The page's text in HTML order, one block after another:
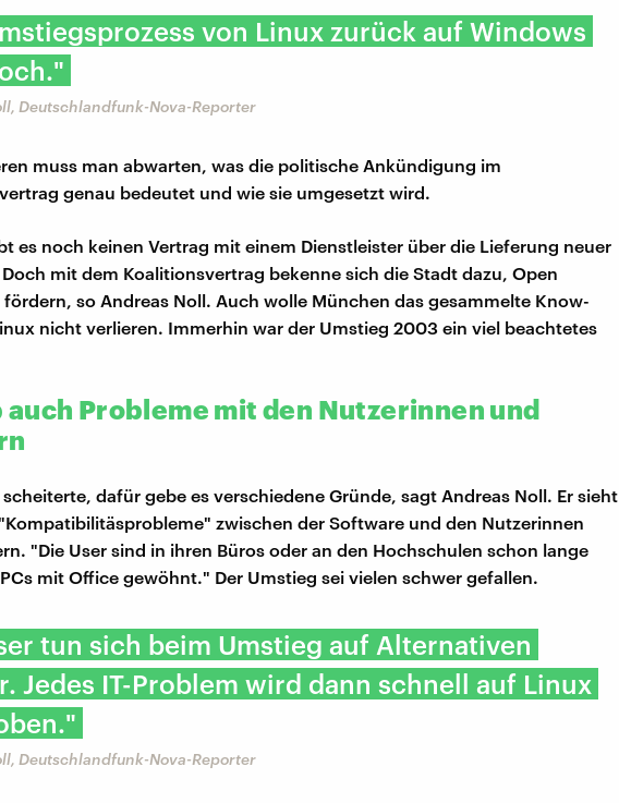
von Linux zurück auf Windows
Deutschlandfunk-Nova-Reporter
muss man abwarten, was die politische Ankündigung im
genau bedeutet und wie sie umgesetzt wird.
es noch keinen Vertrag mit einem Dienstleister über die Lieferung neuer
mit dem Koalitionsvertrag bekenne sich die Stadt dazu, Open
fördern, so Andreas Noll. Auch wolle München das gesammelte Know-
nicht verlieren. Immerhin war der Umstieg 2003 ein viel beachtetes
auch Probleme mit den Nutzerinnen und
scheiterte, dafür gebe es verschiedene Gründe, sagt Andreas Noll. Er sieht
zwischen der Software und den Nutzerinnen
"Die User sind in ihren Büros oder an den Hochschulen schon lange
mit Office gewöhnt." Der Umstieg sei vielen schwer gefallen.
tun sich beim Umstieg auf Alternativen
Jedes IT-Problem wird dann schnell auf Linux
Deutschlandfunk-Nova-Reporter